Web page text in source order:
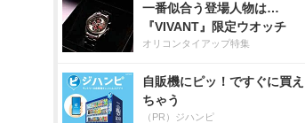
一番似合う登場人物は…
『VIVANT』限定ウオッチ
オリコンタイアップ特集
自販機にピッ！ですぐに買え
ちゃう
（PR）ジハンピ